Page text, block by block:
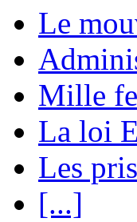
Le
Mille
La loi
Les
[...]